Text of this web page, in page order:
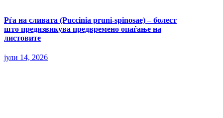
Рѓа на сливата (Puccinia pruni-spinosae) – болест
што предизвикува предвремено опаѓање на
листовите
јули 14, 2026